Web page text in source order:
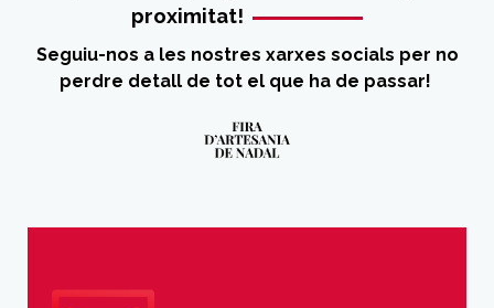
proximitat!
Seguiu-nos a les nostres xarxes socials per no
perdre detall de tot el que ha de passar!